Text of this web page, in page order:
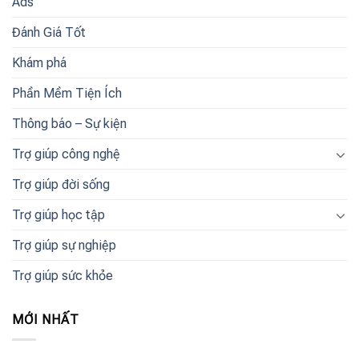
Đánh Giá Tốt
Khám phá
Phần Mềm Tiện Ích
Thông báo – Sự kiện
Trợ giúp công nghệ
Trợ giúp đời sống
Trợ giúp học tập
Trợ giúp sự nghiệp
Trợ giúp sức khỏe
MỚI NHẤT